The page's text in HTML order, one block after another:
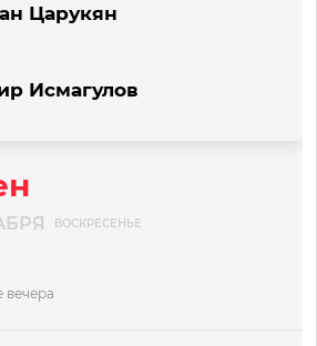
Царукян
Исмагулов
ВОСКРЕСЕНЬЕ
вечера